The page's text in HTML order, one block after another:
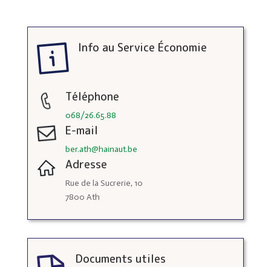
Info au Service Économie
Téléphone
068/26.65.88
E-mail
ber.ath@hainaut.be
Adresse
Rue de la Sucrerie, 10
7800 Ath
Documents utiles